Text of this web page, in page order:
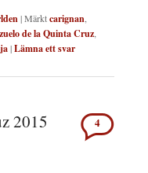
|Märktcarignan,
de la Quinta Cruz,
|Lämna ett svar
2015 4